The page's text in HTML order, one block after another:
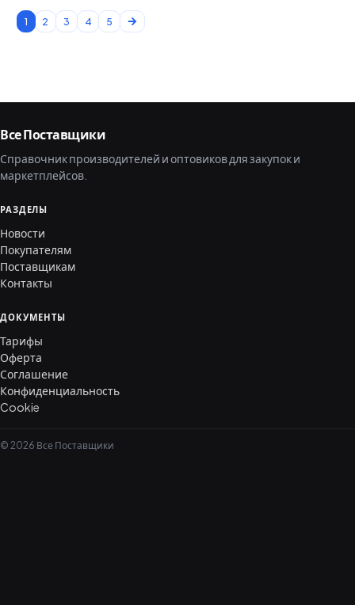
1 2 3 4 5
Все Поставщики
Справочник производителей и оптовиков для закупок и
маркетплейсов.
РАЗДЕЛЫ
Новости
Покупателям
Поставщикам
Контакты
ДОКУМЕНТЫ
Тарифы
Оферта
Соглашение
Конфиденциальность
Cookie
© 2026 Все Поставщики